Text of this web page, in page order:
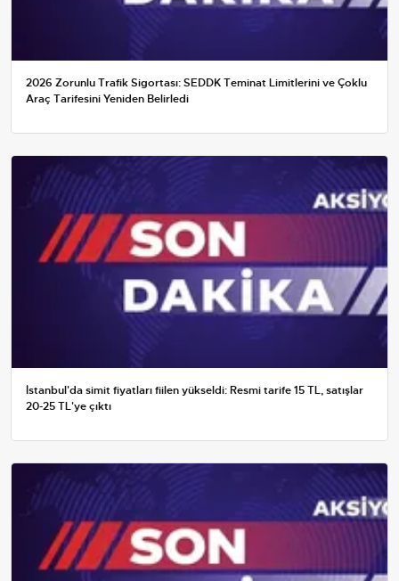
2026 Zorunlu Trafik Sigortası: SEDDK Teminat Limitlerini ve Çoklu
Araç Tarifesini Yeniden Belirledi
İstanbul'da simit fiyatları fiilen yükseldi: Resmi tarife 15 TL, satışlar
20-25 TL'ye çıktı